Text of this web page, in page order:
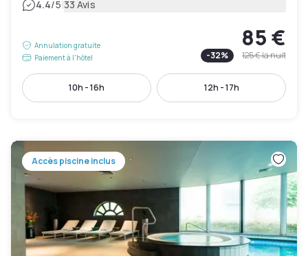
4.4/5|33 Avis
Annulation gratuite
Paiement à l'hôtel
85 €
-32% 125 €la nuit
10h - 16h 12h - 17h
Accès piscine inclus